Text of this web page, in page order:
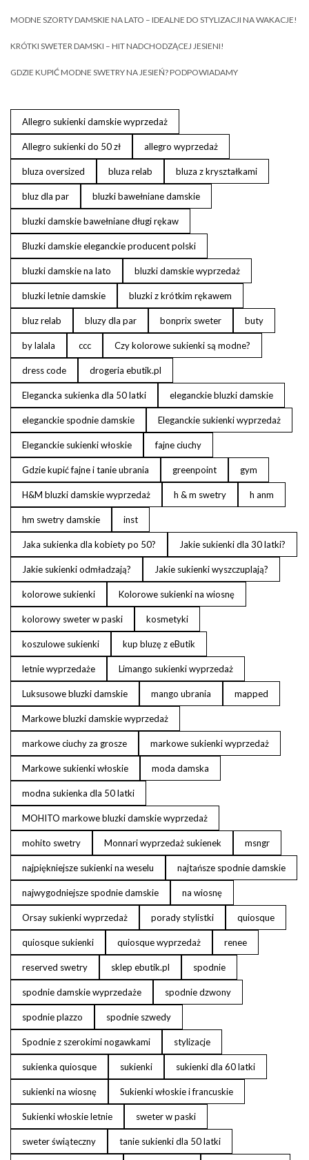
MODNE SZORTY DAMSKIE NA LATO – IDEALNE DO STYLIZACJI NA WAKACJE!
KRÓTKI SWETER DAMSKI – HIT NADCHODZĄCEJ JESIENI!
GDZIE KUPIĆ MODNE SWETRY NA JESIEŃ? PODPOWIADAMY
Allegro sukienki damskie wyprzedaż
Allegro sukienki do 50 zł allegro wyprzedaż
bluza oversized bluza relab bluza z kryształkami
bluz dla par bluzki bawełniane damskie
bluzki damskie bawełniane długi rękaw
Bluzki damskie eleganckie producent polski
bluzki damskie na lato bluzki damskie wyprzedaż
bluzki letnie damskie bluzki z krótkim rękawem
bluz relab bluzy dla par bonprix sweter buty
by lalala ccc Czy kolorowe sukienki są modne?
dress code drogeria ebutik.pl
Elegancka sukienka dla 50 latki eleganckie bluzki damskie
eleganckie spodnie damskie Eleganckie sukienki wyprzedaż
Eleganckie sukienki włoskie fajne ciuchy
Gdzie kupić fajne i tanie ubrania greenpoint gym
H&M bluzki damskie wyprzedaż h & m swetry h anm
hm swetry damskie inst
Jaka sukienka dla kobiety po 50? Jakie sukienki dla 30 latki?
Jakie sukienki odmładzają? Jakie sukienki wyszczuplają?
kolorowe sukienki Kolorowe sukienki na wiosnę
kolorowy sweter w paski kosmetyki
koszulowe sukienki kup bluzę z eButik
letnie wyprzedaże Limango sukienki wyprzedaż
Luksusowe bluzki damskie mango ubrania mapped
Markowe bluzki damskie wyprzedaż
markowe ciuchy za grosze markowe sukienki wyprzedaż
Markowe sukienki włoskie moda damska
modna sukienka dla 50 latki
MOHITO markowe bluzki damskie wyprzedaż
mohito swetry Monnari wyprzedaż sukienek msngr
najpiękniejsze sukienki na weselu najtańsze spodnie damskie
najwygodniejsze spodnie damskie na wiosnę
Orsay sukienki wyprzedaż porady stylistki quiosque
quiosque sukienki quiosque wyprzedaż renee
reserved swetry sklep ebutik.pl spodnie
spodnie damskie wyprzedaże spodnie dzwony
spodnie plazzo spodnie szwedy
Spodnie z szerokimi nogawkami stylizacje
sukienka quiosque sukienki sukienki dla 60 latki
sukienki na wiosnę Sukienki włoskie i francuskie
Sukienki włoskie letnie sweter w paski
sweter świąteczny tanie sukienki dla 50 latki